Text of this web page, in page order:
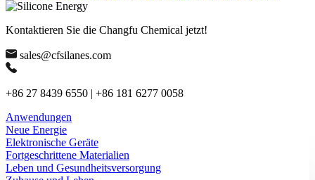
Kontaktieren Sie die Changfu Chemical jetzt!
sales@cfsilanes.com
+86 27 8439 6550 | +86 181 6277 0058
Anwendungen
Neue Energie
Elektronische Geräte
Fortgeschrittene Materialien
Leben und Gesundheitsversorgung